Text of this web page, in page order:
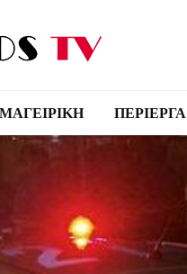
ΜΑΓΕΙΡΙΚΗ ΠΕΡΙΕΡΓΑ